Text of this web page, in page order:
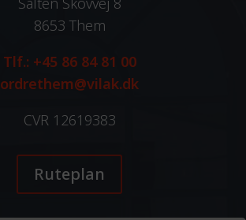
8653 Them
Tlf.: +45 86 84 81 00
ordrethem@vilak.dk
CVR 12619383
Ruteplan